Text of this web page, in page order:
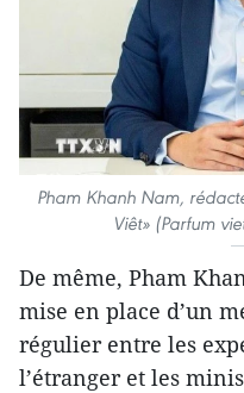
Pham Khanh Nam,
Viêt» (Parfum
De même, Pham
mise en place d’un
régulier entre les
l’étranger et les